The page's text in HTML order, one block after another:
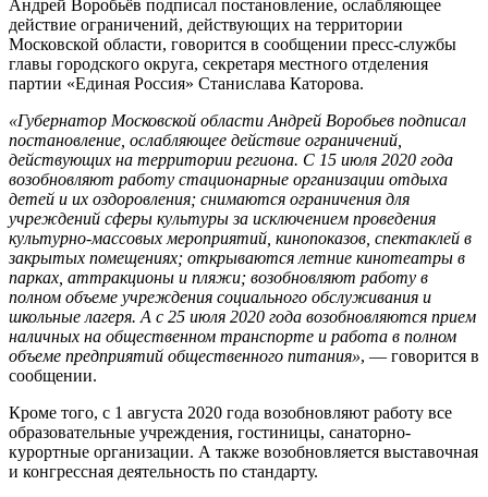
Андрей Воробьёв подписал постановление, ослабляющее
действие ограничений, действующих на территории
Московской области, говорится в сообщении пресс-службы
главы городского округа, секретаря местного отделения
партии «Единая Россия» Станислава Каторова.
«Губернатор Московской области Андрей Воробьев подписал
постановление, ослабляющее действие ограничений,
действующих на территории региона. С 15 июля 2020 года
возобновляют работу стационарные организации отдыха
детей и их оздоровления; снимаются ограничения для
учреждений сферы культуры за исключением проведения
культурно-массовых мероприятий, кинопоказов, спектаклей в
закрытых помещениях; открываются летние кинотеатры в
парках, аттракционы и пляжи; возобновляют работу в
полном объеме учреждения социального обслуживания и
школьные лагеря. А с 25 июля 2020 года возобновляются прием
наличных на общественном транспорте и работа в полном
объеме предприятий общественного питания», — говорится в
сообщении.
Кроме того, с 1 августа 2020 года возобновляют работу все
образовательные учреждения, гостиницы, санаторно-
курортные организации. А также возобновляется выставочная
и конгрессная деятельность по стандарту.